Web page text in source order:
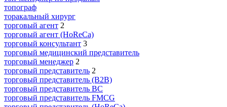
топограф
торакальный хирург
торговый агент 2
торговый агент (HoReCa)
торговый консультант 3
торговый медицинский представитель
торговый менеджер 2
торговый представитель 2
торговый представитель (B2B)
торговый представитель BC
торговый представитель FMCG